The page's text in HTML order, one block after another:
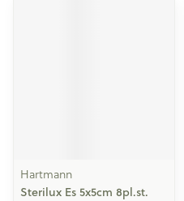
Hartmann
Sterilux Es 5x5cm 8pl.st.